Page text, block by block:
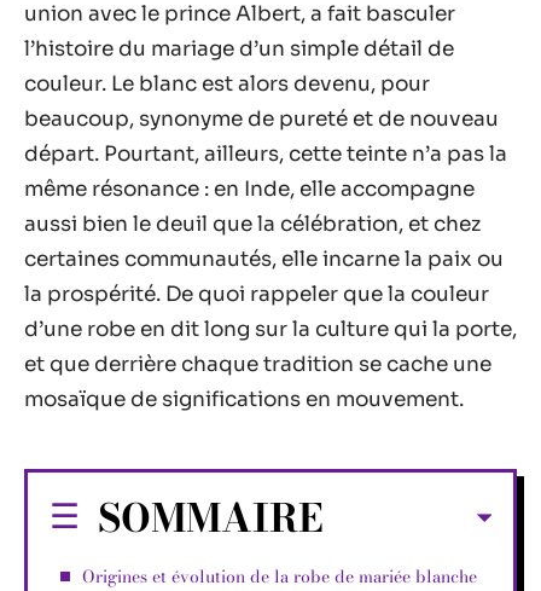
union avec le prince Albert, a fait basculer
l’histoire du mariage d’un simple détail de
couleur. Le blanc est alors devenu, pour
beaucoup, synonyme de pureté et de nouveau
départ. Pourtant, ailleurs, cette teinte n’a pas la
même résonance : en Inde, elle accompagne
aussi bien le deuil que la célébration, et chez
certaines communautés, elle incarne la paix ou
la prospérité. De quoi rappeler que la couleur
d’une robe en dit long sur la culture qui la porte,
et que derrière chaque tradition se cache une
mosaïque de significations en mouvement.
SOMMAIRE
Origines et évolution de la robe de mariée blanche